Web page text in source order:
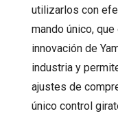
utilizarlos con
mando único,
innovación de
industria y
ajustes de
único control